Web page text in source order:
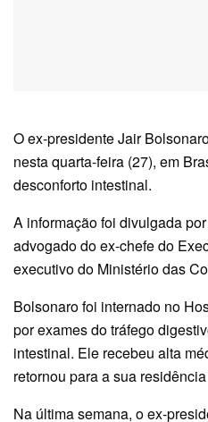
O ex-presidente Jair
nesta quarta-feira (27), em
desconforto intestinal.
A informação foi divulgada
advogado do ex-chefe do
executivo do Ministério das
Bolsonaro foi internado no
por exames do tráfego
intestinal. Ele recebeu alta
retornou para a sua
Na última semana, o ex-